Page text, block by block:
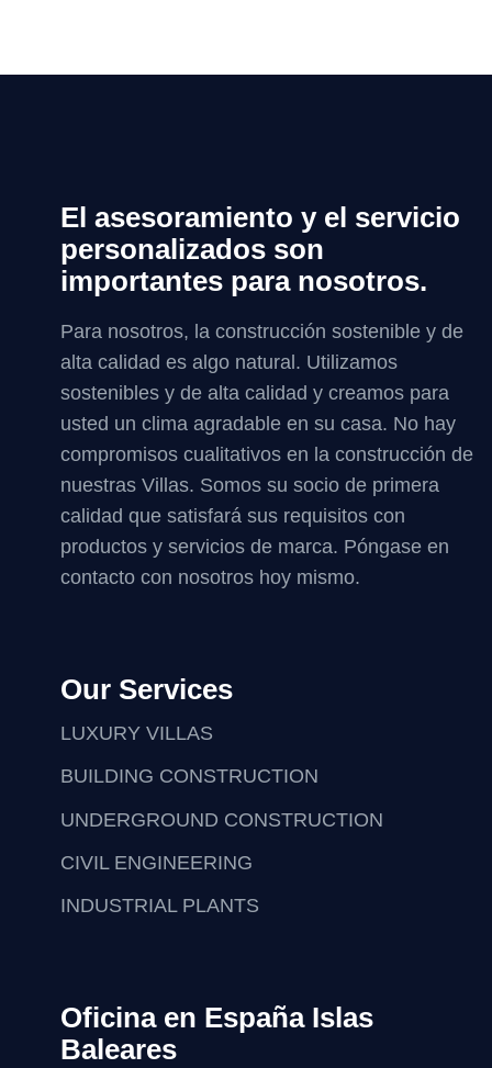
El asesoramiento y el servicio
personalizados son
importantes para nosotros.
Para nosotros, la construcción sostenible y de
alta calidad es algo natural. Utilizamos
sostenibles y de alta calidad y creamos para
usted un clima agradable en su casa. No hay
compromisos cualitativos en la construcción de
nuestras Villas. Somos su socio de primera
calidad que satisfará sus requisitos con
productos y servicios de marca. Póngase en
contacto con nosotros hoy mismo.
Our Services
LUXURY VILLAS
BUILDING CONSTRUCTION
UNDERGROUND CONSTRUCTION
CIVIL ENGINEERING
INDUSTRIAL PLANTS
Oficina en España Islas
Baleares